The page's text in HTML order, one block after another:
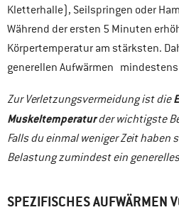
Kletterhalle), Seilspringen oder
Während der ersten 5 Minuten
Körpertemperatur am stärksten.
generellen Aufwärmen
Zur Verletzungsvermeidung ist die
Muskeltemperaturder wichtigste
Falls du einmal weniger Zeit haben
Belastung zumindest ein
SPEZIFISCHES AUFWÄRMEN